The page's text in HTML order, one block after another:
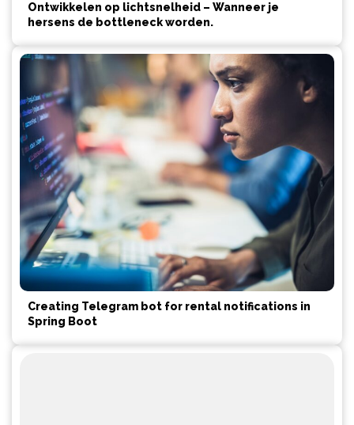
Ontwikkelen op lichtsnelheid – Wanneer je
hersens de bottleneck worden.
Creating Telegram bot for rental notifications in
Spring Boot